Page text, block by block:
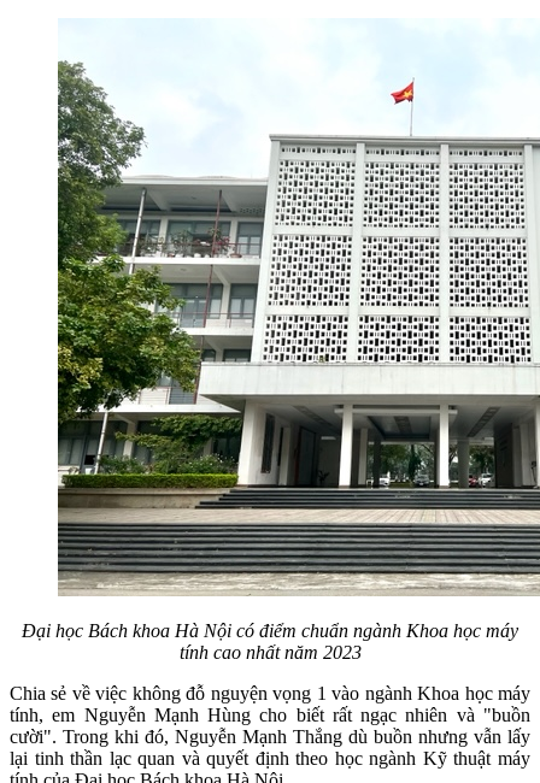
Đại học Bách khoa Hà Nội có điểm chuẩn ngành Khoa học máy
tính cao nhất năm 2023
Chia sẻ về việc không đỗ nguyện vọng 1 vào ngành Khoa học máy
tính, em Nguyễn Mạnh Hùng cho biết rất ngạc nhiên và "buồn
cười". Trong khi đó, Nguyễn Mạnh Thắng dù buồn nhưng vẫn lấy
lại tinh thần lạc quan và quyết định theo học ngành Kỹ thuật máy